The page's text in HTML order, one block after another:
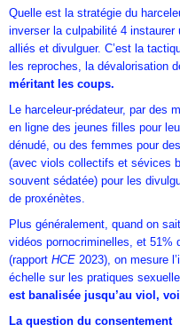
Quelle est la stratégie du
inverser la culpabilité 4
alliés et divulguer. C’est la
les reproches, la dévalorisation
méritant les coups.
Le harceleur-prédateur, par des
en ligne des jeunes filles pour
dénudé, ou des femmes pour
(avec viols collectifs et sévices
souvent sédatée) pour les
de proxénètes.
Plus généralement, quand on
vidéos pornocriminelles, et 51%
(rapport HCE 2023), on mesure
échelle sur les pratiques
est banalisée jusqu’au viol,
La question du consentement